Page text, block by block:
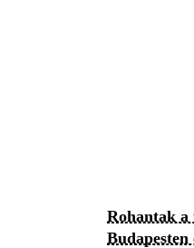
Rohantak